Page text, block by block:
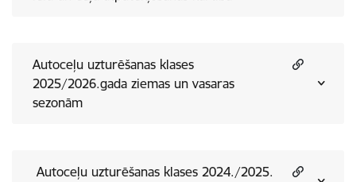
Autoceļu uzturēšanas klases
2025/2026.gada ziemas un vasaras
sezonām
Autoceļu uzturēšanas klases 2024./2025.